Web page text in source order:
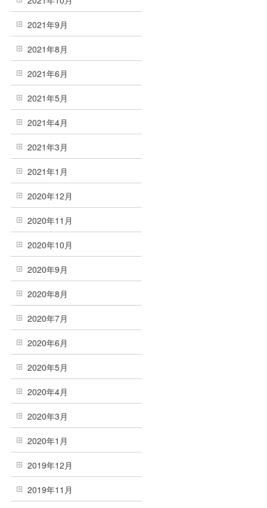
2021年9月
2021年8月
2021年6月
2021年5月
2021年4月
2021年3月
2021年1月
2020年12月
2020年11月
2020年10月
2020年9月
2020年8月
2020年7月
2020年6月
2020年5月
2020年4月
2020年3月
2020年1月
2019年12月
2019年11月